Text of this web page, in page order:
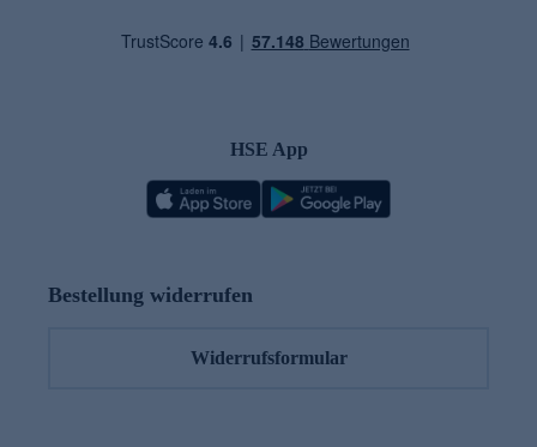
HSE App
Bestellung widerrufen
Widerrufsformular